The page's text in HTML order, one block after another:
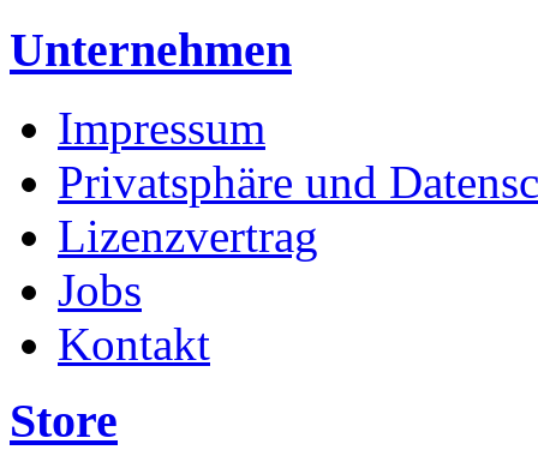
Unternehmen
Impressum
Privatsphäre und
Lizenzvertrag
Jobs
Kontakt
Store